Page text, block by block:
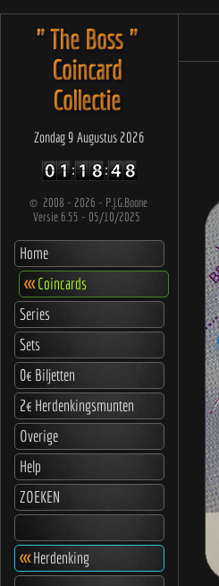
" The Boss "
Coincard
Collectie
Zondag 9 Augustus 2026
© 2008 - 2026 - P.J.G.Boone
Versie 6.55 - 05/10/2025
Home
<<<Coincards
Series
Sets
0€ Biljetten
2€ Herdenkingsmunten
Overige
Help
ZOEKEN
<<<Herdenking